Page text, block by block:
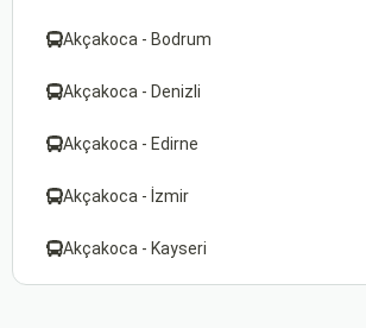
Akçakoca - Bodrum
Akçakoca - Denizli
Akçakoca - Edirne
Akçakoca - İzmir
Akçakoca - Kayseri